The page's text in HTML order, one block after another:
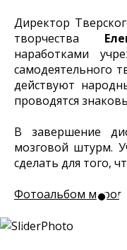
Директор
творчества
наработками
самодеятельного
действуют
проводятся
В завершение
мозговой штурм.
сделать для того,
Фотоальбом